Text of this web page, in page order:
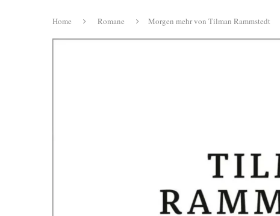
Home Romane Morgen mehr von Tilman Rammstedt